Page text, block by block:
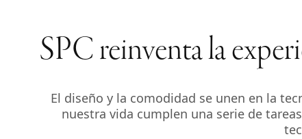
SPC reinventa la
El diseño y la comodidad se unen en la
nuestra vida cumplen una serie de